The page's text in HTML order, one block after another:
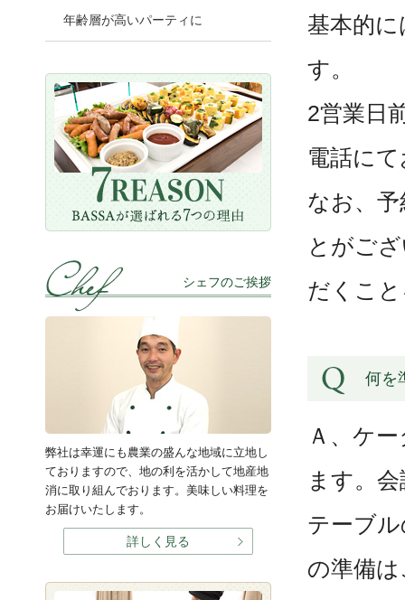
基本的
す。
2営業日
電話に
なお、
とがご
だくこ
何を
Ａ、ケ
ます。
テーブ
の準備
年齢層が高いパーティに
シェフのご挨拶
弊社は幸運にも農業の盛んな地域に立地し
ておりますので、地の利を活かして地産地
消に取り組んでおります。美味しい料理を
お届けいたします。
詳しく見る